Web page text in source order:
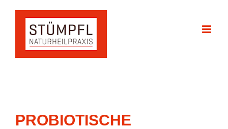
springen
PROBIOTISCHE